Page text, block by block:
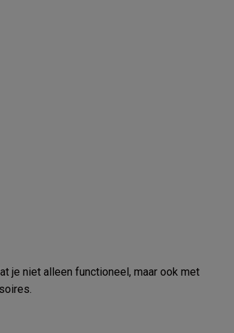
je niet alleen functioneel, maar ook met